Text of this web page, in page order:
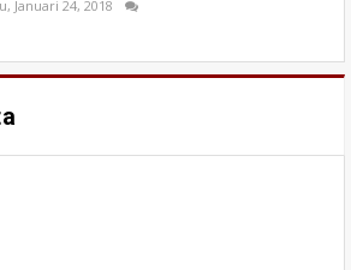
Januari 24, 2018